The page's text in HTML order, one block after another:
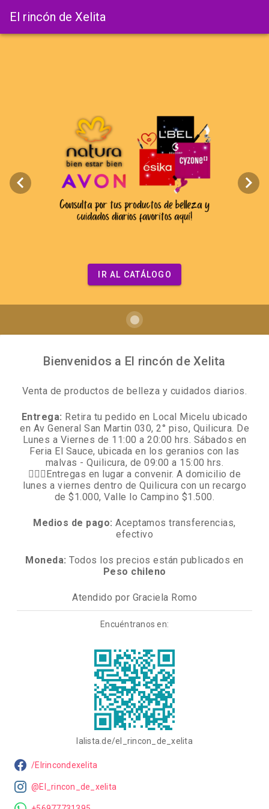
El rincón de Xelita
IR AL CATÁLOGO
Bienvenidos a El rincón de Xelita
Venta de productos de belleza y cuidados diarios.
Entrega: Retira tu pedido en Local Micelu ubicado
en Av General San Martin 030, 2° piso, Quilicura. De
Lunes a Viernes de 11:00 a 20:00 hrs. Sábados en
Feria El Sauce, ubicada en los geranios con las
malvas - Quilicura, de 09:00 a 15:00 hrs.
🚴🏻‍♀️Entregas en lugar a convenir. A domicilio de
lunes a viernes dentro de Quilicura con un recargo
de $1.000, Valle lo Campino $1.500.
Medios de pago: Aceptamos transferencias,
efectivo
Moneda: Todos los precios están publicados en
Peso chileno
Atendido por Graciela Romo
Encuéntranos en:
lalista.de/el_rincon_de_xelita
/Elrincondexelita
@El_rincon_de_xelita